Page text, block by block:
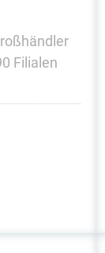
Filialen